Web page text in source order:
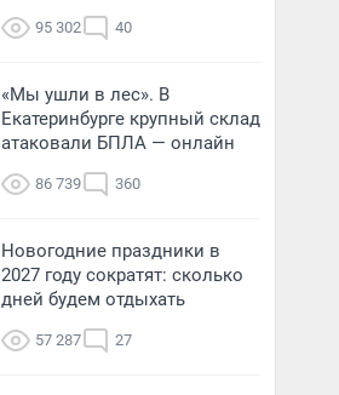
95 302 40
«Мы ушли в лес». В
Екатеринбурге крупный склад
атаковали БПЛА — онлайн
86 739 360
Новогодние праздники в
2027 году сократят: сколько
дней будем отдыхать
57 287 27